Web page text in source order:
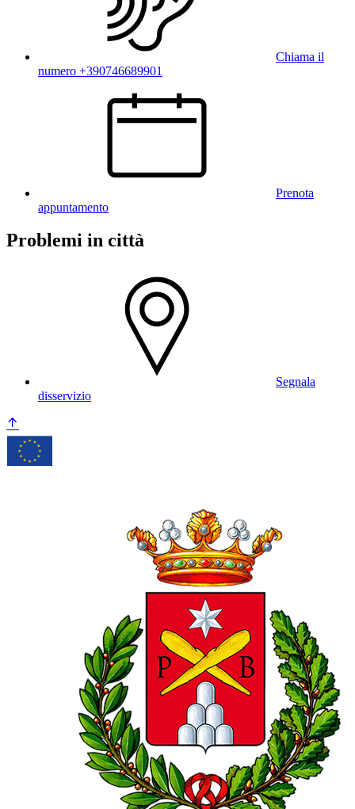
Chiama il
numero +390746689901
Prenota
appuntamento
Problemi in città
Segnala
disservizio